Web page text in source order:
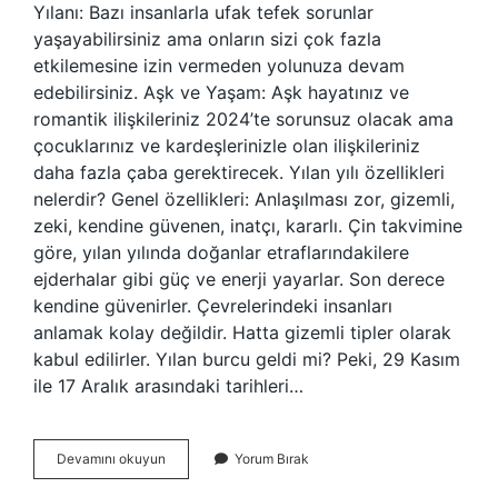
Yılanı: Bazı insanlarla ufak tefek sorunlar
yaşayabilirsiniz ama onların sizi çok fazla
etkilemesine izin vermeden yolunuza devam
edebilirsiniz. Aşk ve Yaşam: Aşk hayatınız ve
romantik ilişkileriniz 2024’te sorunsuz olacak ama
çocuklarınız ve kardeşlerinizle olan ilişkileriniz
daha fazla çaba gerektirecek. Yılan yılı özellikleri
nelerdir? Genel özellikleri: Anlaşılması zor, gizemli,
zeki, kendine güvenen, inatçı, kararlı. Çin takvimine
göre, yılan yılında doğanlar etraflarındakilere
ejderhalar gibi güç ve enerji yayarlar. Son derece
kendine güvenirler. Çevrelerindeki insanları
anlamak kolay değildir. Hatta gizemli tipler olarak
kabul edilirler. Yılan burcu geldi mi? Peki, 29 Kasım
ile 17 Aralık arasındaki tarihleri…
Devamını okuyun
Burcu
Yorum Bırak